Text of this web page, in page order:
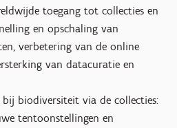
toegang tot collecties en
en opschaling van
verbetering van de online
van datacuratie en
biodiversiteit via de collecties:
tentoonstellingen en